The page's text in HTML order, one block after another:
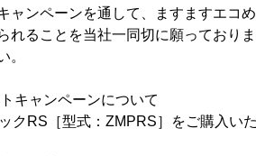
ャンペーンを通して、ますますエコ
れることを当社一同切に願っており
。
キャンペーンについて
クRS［型式：ZMPRS］をご購入い